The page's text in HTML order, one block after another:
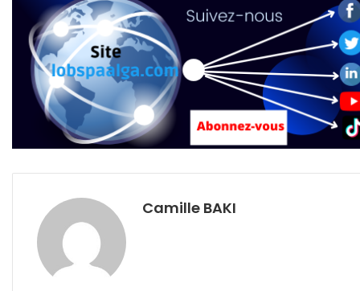
Camille BAKI